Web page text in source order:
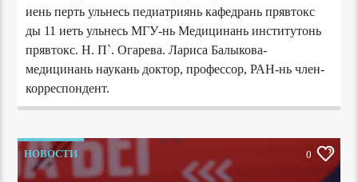
иень перть ульнесь педиатриянь кафедрань прявтокс
ды 11 иеть ульнесь МГУ-нь Медицинань институтонь
прявтокс. Н. П`. Огарева. Лариса Балыкова-
медицинань наукань доктор, профессор, РАН-нь член-
корреспондент.
НОВОСТИ 0